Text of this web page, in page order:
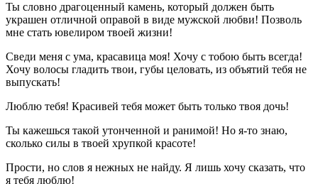
Ты словно драгоценный камень, который должен быть
украшен отличной оправой в виде мужской любви! Позволь
мне стать ювелиром твоей жизни!
Сведи меня с ума, красавица моя! Хочу с тобою быть всегда!
Хочу волосы гладить твои, губы целовать, из объятий тебя не
выпускать!
Люблю тебя! Красивей тебя может быть только твоя дочь!
Ты кажешься такой утонченной и ранимой! Но я-то знаю,
сколько силы в твоей хрупкой красоте!
Прости, но слов я нежных не найду. Я лишь хочу сказать, что
я тебя люблю!